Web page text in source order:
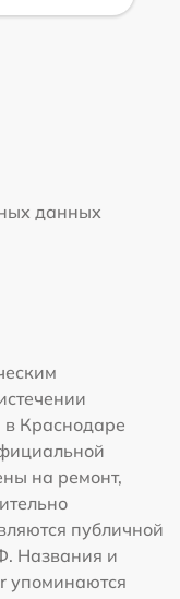
данных
в Краснодаре
на ремонт,
публичной
Названия и
упоминаются